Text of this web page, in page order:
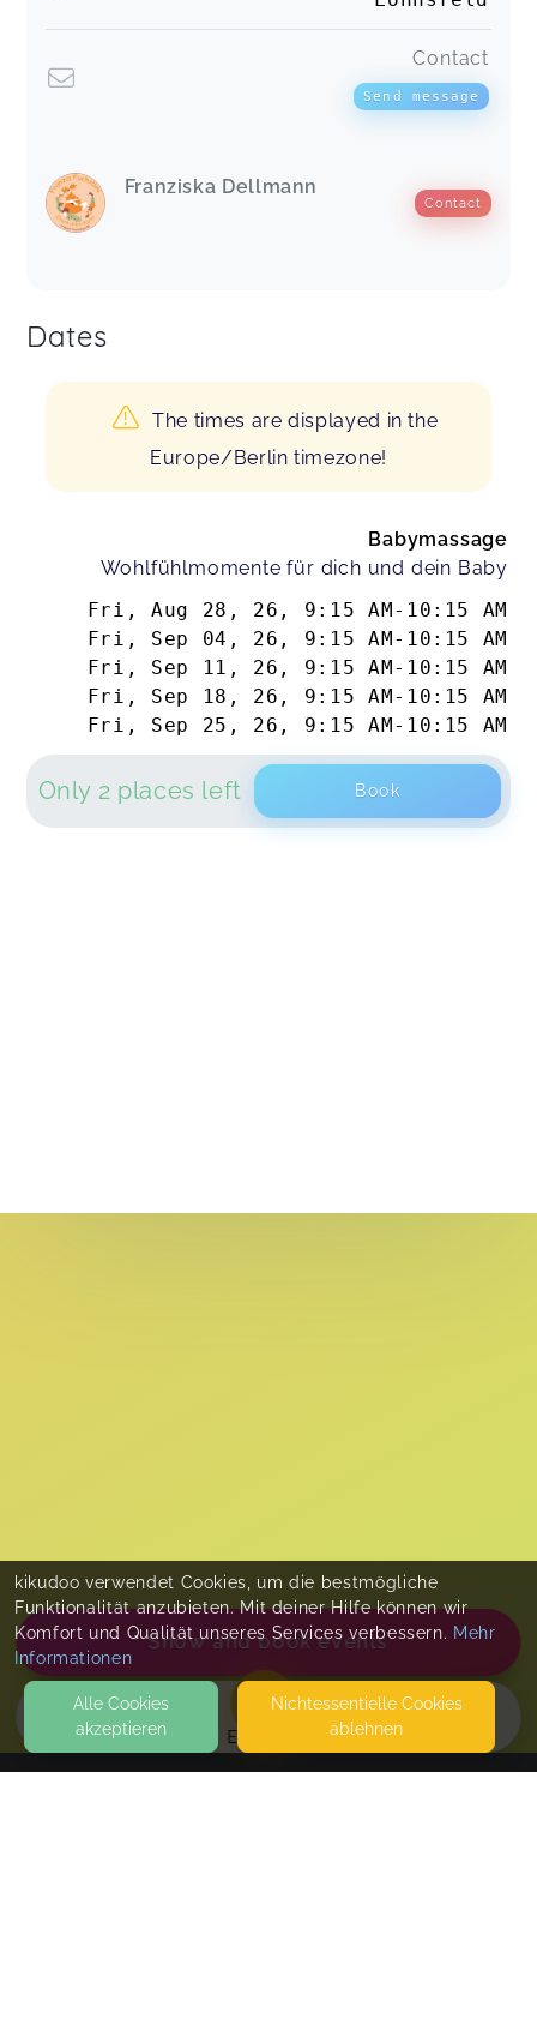
EVENTS
Contact
Send message
Franziska Dellmann
Contact
Dates
The times are displayed in the
Europe/Berlin timezone!
Babymassage
Wohlfühlmomente für dich und dein Baby
Fri, Aug 28, 26 , 9:15 AM- 10:15 AM
Fri, Sep 04, 26 , 9:15 AM- 10:15 AM
Fri, Sep 11, 26 , 9:15 AM- 10:15 AM
Fri, Sep 18, 26 , 9:15 AM- 10:15 AM
Fri, Sep 25, 26 , 9:15 AM- 10:15 AM
Only 2 places left Book
Show and book events
kikudoo verwendet Cookies, um die bestmögliche
Funktionalität anzubieten. Mit deiner Hilfe können wir
Komfort und Qualität unseres Services verbessern. Mehr
Informationen
Alle Cookies
akzeptieren
Nicht­essentielle Cookies
ablehnen